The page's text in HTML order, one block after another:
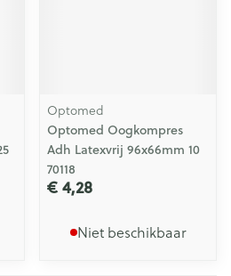
Optomed
Optomed Oogkompres
Adh Latexvrij 96x66mm 10
70118
€ 4,28
Niet beschikbaar